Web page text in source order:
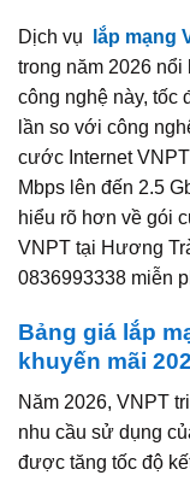
Dịch vụ lắp mạng
trong năm 2026
công nghệ này, tốc
lần so với công
cước Internet
Mbps lên đến 2.5
hiểu rõ hơn về gói
VNPT tại Hương
0836993338 miễn
Bảng giá lắp
khuyến mãi
Năm 2026, VNPT
nhu cầu sử dụng
được tăng tốc độ